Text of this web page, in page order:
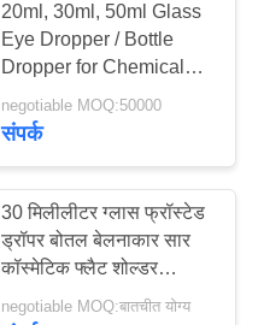
20ml, 30ml, 50ml Glass
Eye Dropper / Bottle
Dropper for Chemical
and Cosmetic AM-GED
negotiable MOQ:50000
संपर्क
30 मिलीलीटर ग्लास फ्रॉस्टेड
ड्रॉपर बोतल बेलनाकार सार
कॉस्मेटिक फ्लैट शोल्डर
आवश्यक तेल
negotiable MOQ:बातचीत योग्य